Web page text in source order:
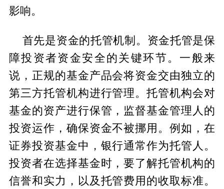
影响。
首先是资金的托管机制。资金托管是保
障投资者资金安全的关键环节。一般来
说，正规的基金产品会将资金交由独立的
第三方托管机构进行管理。托管机构会对
基金的资产进行保管，监督基金管理人的
投资运作，确保资金不被挪用。例如，在
证券投资基金中，银行通常作为托管人。
投资者在选择基金时，要了解托管机构的
信誉和实力，以及托管费用的收取标准。